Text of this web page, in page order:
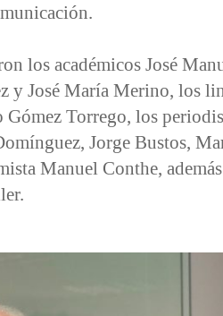
los académicos José
y José María Merino, los
Torrego, los
Jorge Bustos,
Manuel Conthe,